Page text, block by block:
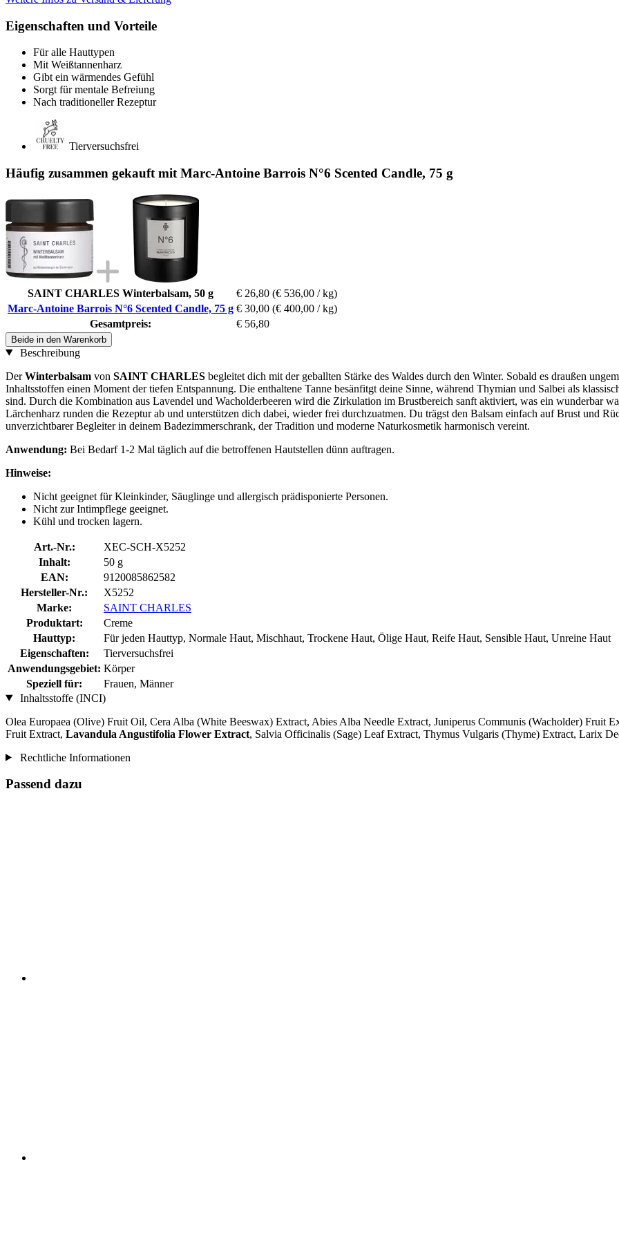
Eigenschaften und Vorteile
Für alle Hauttypen
Mit Weißtannenharz
Gibt ein wärmendes Gefühl
Sorgt für mentale Befreiung
Nach traditioneller Rezeptur
Tierversuchsfrei
Häufig zusammen gekauft mit Marc-Antoine Barrois N°6 Scented Candle, 75 g
SAINT CHARLES Winterbalsam, 50 g € 26,80 (€ 536,00 / kg)
Marc-Antoine Barrois N°6 Scented Candle, 75 g € 30,00 (€ 400,00 / kg)
Gesamtpreis:
€ 56,80
Beide in den Warenkorb
Beschreibung
DerWinterbalsam von SAINT CHARLES begleitet dich mit der geballten Stärke des Waldes durch den Winter. Sobald es draußen
Inhaltsstoffen einen Moment der tiefen Entspannung. Die enthaltene Tanne besänfitgt deine Sinne, während Thymian und Salbei als
sind. Durch die Kombination aus Lavendel und Wacholderbeeren wird die Zirkulation im Brustbereich sanft aktiviert, was ein wunderbar
Lärchenharz runden die Rezeptur ab und unterstützen dich dabei, wieder frei durchzuatmen. Du trägst den Balsam einfach auf Brust und
unverzichtbarer Begleiter in deinem Badezimmerschrank, der Tradition und moderne Naturkosmetik harmonisch vereint.
Anwendung: Bei Bedarf 1-2 Mal täglich auf die betroffenen Hautstellen dünn auftragen.
Hinweise:
Nicht geeignet für Kleinkinder, Säuglinge und allergisch prädisponierte Personen.
Nicht zur Intimpflege geeignet.
Kühl und trocken lagern.
Art.-Nr.:
XEC-SCH-X5252
Inhalt:
50 g
EAN:
9120085862582
Hersteller-Nr.:
X5252
Marke:
SAINT CHARLES
Produktart:
Creme
Hauttyp:
Für jeden Hauttyp, Normale Haut, Mischhaut, Trockene Haut, Ölige Haut, Reife Haut, Sensible Haut, Unreine Haut
Eigenschaften:
Tierversuchsfrei
Anwendungsgebiet: Körper
Speziell für:
Frauen, Männer
Inhaltsstoffe (INCI)
Olea Europaea (Olive) Fruit Oil, Cera Alba (White Beeswax) Extract, Abies Alba Needle Extract, Juniperus Communis (Wacholder) Fruit
Fruit Extract, Lavandula Angustifolia Flower Extract, Salvia Officinalis (Sage) Leaf Extract, Thymus Vulgaris (Thyme) Extract, Larix
Rechtliche Informationen
Passend dazu